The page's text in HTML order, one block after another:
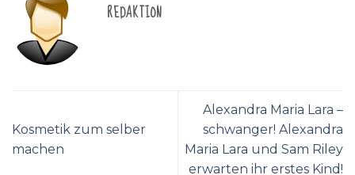
REDAKTION
Kosmetik zum selber
machen
Alexandra Maria Lara –
schwanger! Alexandra
Maria Lara und Sam Riley
erwarten ihr erstes Kind!